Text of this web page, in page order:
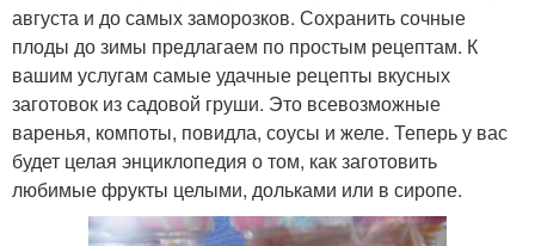
августа и до самых заморозков. Сохранить сочные
плоды до зимы предлагаем по простым рецептам. К
вашим услугам самые удачные рецепты вкусных
заготовок из садовой груши. Это всевозможные
варенья, компоты, повидла, соусы и желе. Теперь у вас
будет целая энциклопедия о том, как заготовить
любимые фрукты целыми, дольками или в сиропе.